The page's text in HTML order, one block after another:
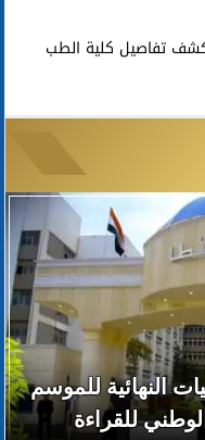
تفاصيل كلية الطب
النهائية للموسم
للقراءة